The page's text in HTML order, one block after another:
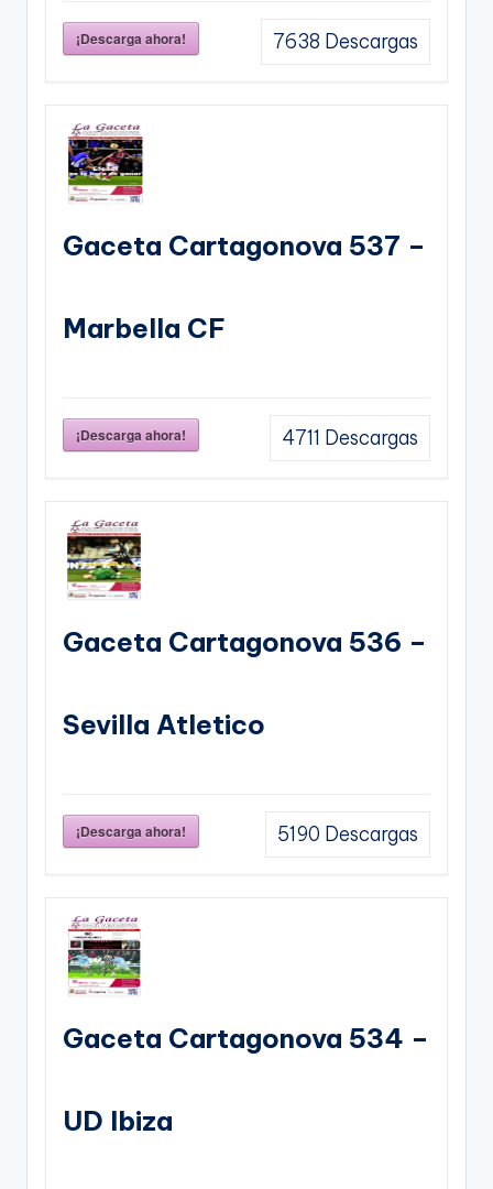
¡Descarga ahora! 7638 Descargas
Gaceta Cartagonova 537 –
Marbella CF
¡Descarga ahora! 4711 Descargas
Gaceta Cartagonova 536 –
Sevilla Atletico
¡Descarga ahora! 5190 Descargas
Gaceta Cartagonova 534 –
UD Ibiza